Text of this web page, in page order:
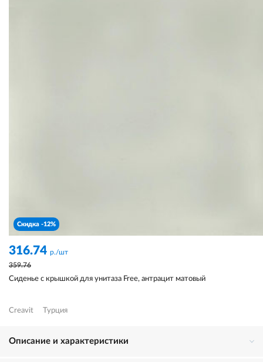
Скидка -12%
316.74 р./шт
359.76
Сиденье с крышкой для унитаза Free, антрацит матовый
Creavit Турция
Описание и характеристики